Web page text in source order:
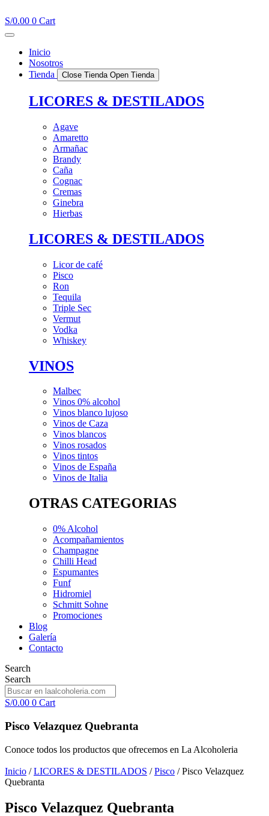
al
contenido
S/0.00 0 Cart
Inicio
Nosotros
Tienda
Close Tienda Open Tienda
LICORES & DESTILADOS
Agave
Amaretto
Armañac
Brandy
Caña
Cognac
Cremas
Ginebra
Hierbas
LICORES & DESTILADOS
Licor de café
Pisco
Ron
Tequila
Triple Sec
Vermut
Vodka
Whiskey
VINOS
Malbec
Vinos 0% alcohol
Vinos blanco lujoso
Vinos de Caza
Vinos blancos
Vinos rosados
Vinos tintos
Vinos de España
Vinos de Italia
OTRAS CATEGORIAS
0% Alcohol
Acompañamientos
Champagne
Chilli Head
Espumantes
Funf
Hidromiel
Schmitt Sohne
Promociones
Blog
Galería
Contacto
Search
Search
S/0.00 0 Cart
Pisco Velazquez Quebranta
Conoce todos los productos que ofrecemos en La Alcoholeria
Inicio /LICORES & DESTILADOS /Pisco / Pisco Velazquez
Quebranta
Pisco Velazquez Quebranta